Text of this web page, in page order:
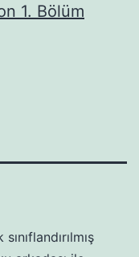
1. Bölüm